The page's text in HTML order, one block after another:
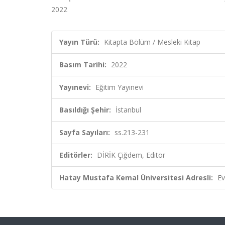
2022
Yayın Türü: Kitapta Bölüm / Mesleki Kitap
Basım Tarihi: 2022
Yayınevi: Eğitim Yayınevi
Basıldığı Şehir: İstanbul
Sayfa Sayıları: ss.213-231
Editörler: DİRİK Çiğdem, Editör
Hatay Mustafa Kemal Üniversitesi Adresli: